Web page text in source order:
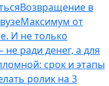
Возвращение в
Максимум от
И не только
не ради денег, а для
срок и этапы
ролик на 3